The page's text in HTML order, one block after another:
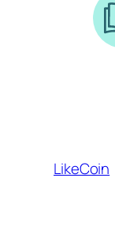
LikeCoin